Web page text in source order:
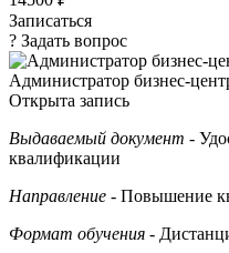
Записаться
? Задать вопрос
Администратор бизнес-
Открыта запись
Выдаваемый документ -
квалификации
Направление - Повышение
Формат обучения -